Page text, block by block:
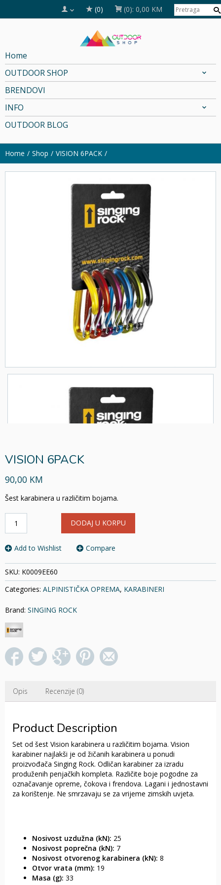
(0) (0): 0,00 KM
Home
OUTDOOR SHOP
BRENDOVI
INFO
OUTDOOR BLOG
Home Shop VISION 6PACK
VISION 6PACK
90,00 KM
Šest karabinera u različitim bojama.
6PACK
DODAJ U KORPU
Add to Wishlist Compare
SKU: K0009EE60
Categories: ALPINISTIČKA OPREMA, KARABINERI
Brand: SINGING ROCK
Opis Recenzije (0)
Product Description
Set od šest Vision karabinera u različitim bojama. Vision
karabiner najlakši je od žičanih karabinera u ponudi
proizvođača Singing Rock. Odličan karabiner za izradu
produženih penjačkih kompleta. Različite boje pogodne za
označavanje opreme, čokova i frendova. Lagani i jednostavni
za korištenje. Ne smrzavaju se za vrijeme zimskih uvjeta.
Nosivost uzdužna (kN): 25
Nosivost poprečna (kN): 7
Nosivost otvorenog karabinera (kN): 8
Otvor vrata (mm): 19
Masa (g): 33